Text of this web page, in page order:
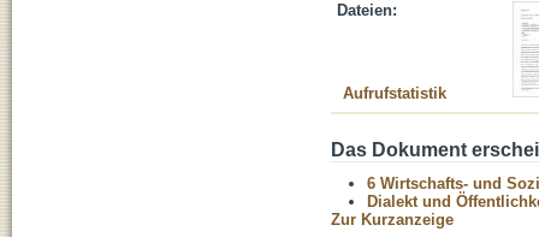
Dateien:
Aufrufstatistik
Das Dokument
6 Wirtschafts- und
Dialekt und
Zur Kurzanzeige